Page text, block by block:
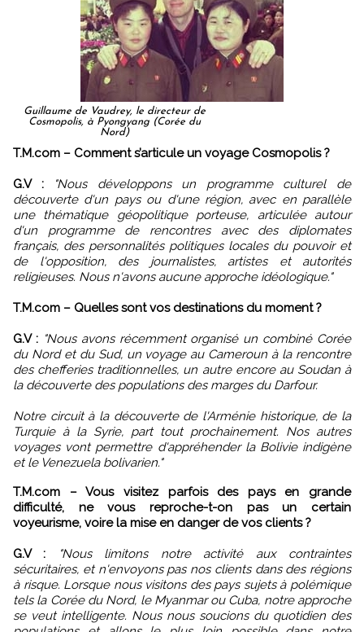
Guillaume de Vaudrey, le directeur de
Cosmopolis, à Pyongyang (Corée du
Nord)
T.M.com – Comment s’articule un voyage Cosmopolis ?
G.V :
"Nous développons un programme culturel de
découverte d'un pays ou d'une région, avec en parallèle
une thématique géopolitique porteuse, articulée autour
d'un programme de rencontres avec des diplomates
français, des personnalités politiques locales du pouvoir et
de l'opposition, des journalistes, artistes et autorités
religieuses. Nous n'avons aucune approche idéologique."
T.M.com – Quelles sont vos destinations du moment ?
G.V : "Nous avons récemment organisé un combiné Corée
du Nord et du Sud, un voyage au Cameroun à la rencontre
des chefferies traditionnelles, un autre encore au Soudan à
la découverte des populations des marges du Darfour.
Notre circuit à la découverte de l'Arménie historique, de la
Turquie à la Syrie, part tout prochainement. Nos autres
voyages vont permettre d'appréhender la Bolivie indigène
et le Venezuela bolivarien."
T.M.com – Vous visitez parfois des pays en grande
difficulté, ne vous reproche-t-on pas un certain
voyeurisme, voire la mise en danger de vos clients ?
G.V :
"Nous limitons notre activité aux contraintes
sécuritaires, et n'envoyons pas nos clients dans des régions
à risque. Lorsque nous visitons des pays sujets à polémique
tels la Corée du Nord, le Myanmar ou Cuba, notre approche
se veut intelligente. Nous nous soucions du quotidien des